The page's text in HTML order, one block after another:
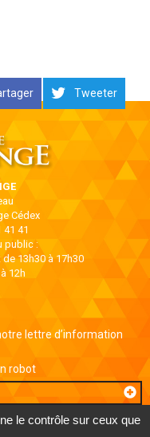
Tweeter
Cédex
41 41
public :
13h30 à 17h30
12h
lettre d’information
robot
le contrôle sur ceux que